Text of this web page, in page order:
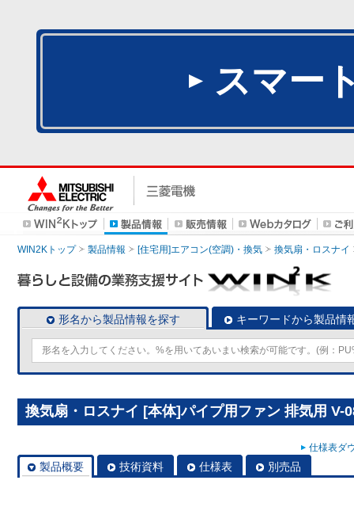
スマー
WIN2Kトップ 製品情報 [住宅用]エアコン(空調)・換気 換気扇・ロスナイ
形名から製品情報を探す キーワードから製品情
換気扇・ロスナイ [本体]パイプ用ファン 排気用 V-
仕様表ダ
製品概要 技術資料 仕様表 別売品